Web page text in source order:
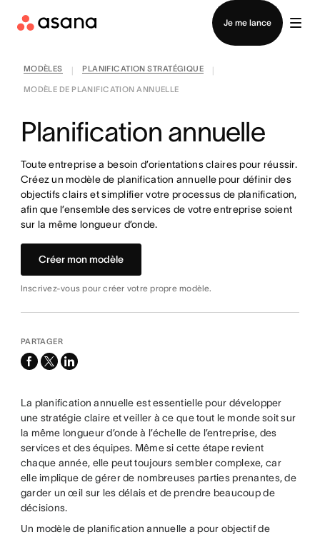
Je me lance
Contacter le service commercial
MODÈLES PLANIFICATION STRATÉGIQUE
MODÈLE DE PLANIFICATION ANNUELLE
Planification annuelle
Toute entreprise a besoin d’orientations claires pour réussir.
Créez un modèle de planification annuelle pour définir des
objectifs clairs et simplifier votre processus de planification,
afin que l’ensemble des services de votre entreprise soient
sur la même longueur d’onde.
Créer mon modèle
Inscrivez-vous pour créer votre propre modèle.
PARTAGER
facebook
x-
linkedin
La planification annuelle est essentielle pour développer
une stratégie claire et veiller à ce que tout le monde soit sur
la même longueur d’onde à l’échelle de l’entreprise, des
services et des équipes. Même si cette étape revient
chaque année, elle peut toujours sembler complexe, car
elle implique de gérer de nombreuses parties prenantes, de
garder un œil sur les délais et de prendre beaucoup de
décisions.
Un modèle de planification annuelle a pour objectif de